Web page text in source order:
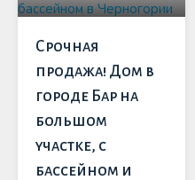
Срочная
продажа! Дом в
городе Бар на
большом
участке, с
бассейном и